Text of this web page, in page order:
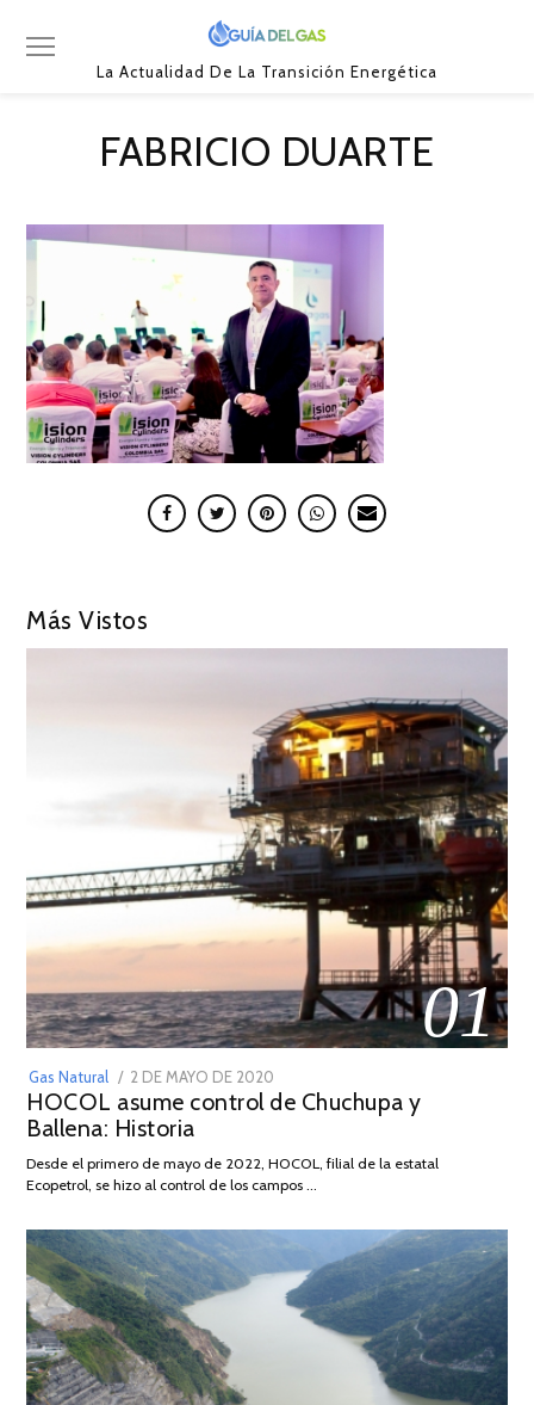
La Actualidad De La Transición Energética
FABRICIO DUARTE
Más Vistos
01
Gas Natural
POSTED
ON
2 DE MAYO DE 2020
DE
2026
HOCOL asume control de Chuchupa y
Ballena: Historia
Desde el primero de mayo de 2022, HOCOL, filial de la estatal
Ecopetrol, se hizo al control de los campos …